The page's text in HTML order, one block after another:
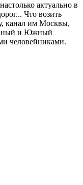
актуально в
Что возить
канал им Москвы,
и Южный
человейниками.